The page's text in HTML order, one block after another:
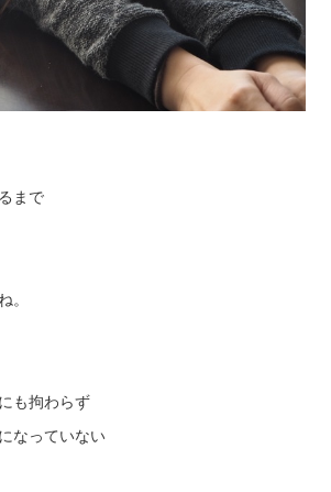
まで
。
も拘わらず
なっていない